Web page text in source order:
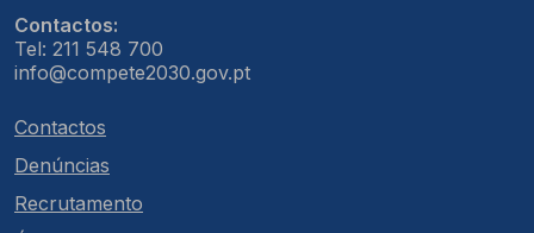
Contactos:
Tel: 211 548 700
info@compete2030.gov.pt
Contactos
Denúncias
Recrutamento